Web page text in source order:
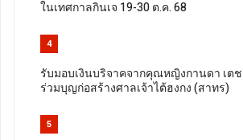
ในเทศกาลกินเจ 19-30 ต.ค. 68
4
รับมอบเงินบริจาคจากคุณหญิงกานดา เตช
ร่วมบุญก่อสร้างศาลเจ้าไต้ฮงกง (สาทร)
5